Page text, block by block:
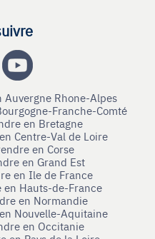
Rhone-Alpes
Franche-Comté
en Bretagne
Centre-Val de Loire
en Corse
en Grand Est
en Ile de France
Hauts-de-France
en Normandie
Nouvelle-Aquitaine
en Occitanie